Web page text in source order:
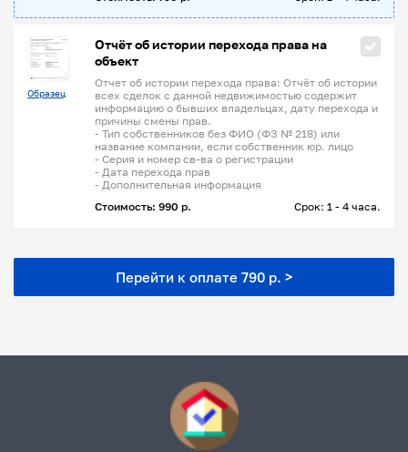
Образец
Отчёт об истории перехода права на
объект
Отчет об истории перехода права: Отчёт об истории
всех сделок с данной недвижимостью содержит
информацию о бывших владельцах, дату перехода и
причины смены прав.
- Тип собственников без ФИО (ФЗ № 218) или
название компании, если собственник юр. лицо
- Серия и номер св-ва о регистрации
- Дата перехода прав
- Дополнительная информация
Стоимость: 990 р.
Срок: 1 - 4 часа.
Перейти к оплате 790 р. >